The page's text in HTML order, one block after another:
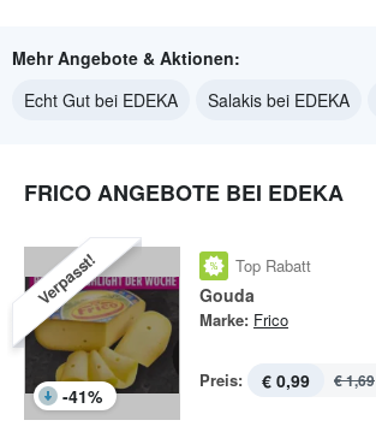
Mehr Angebote & Aktionen:
Echt Gut bei EDEKA
Salakis bei EDEKA
FRICO ANGEBOTE BEI EDEKA
Verpasst!
-41%
Top Rabatt
Gouda
Marke: Frico
Preis: € 0,99 € 1,69